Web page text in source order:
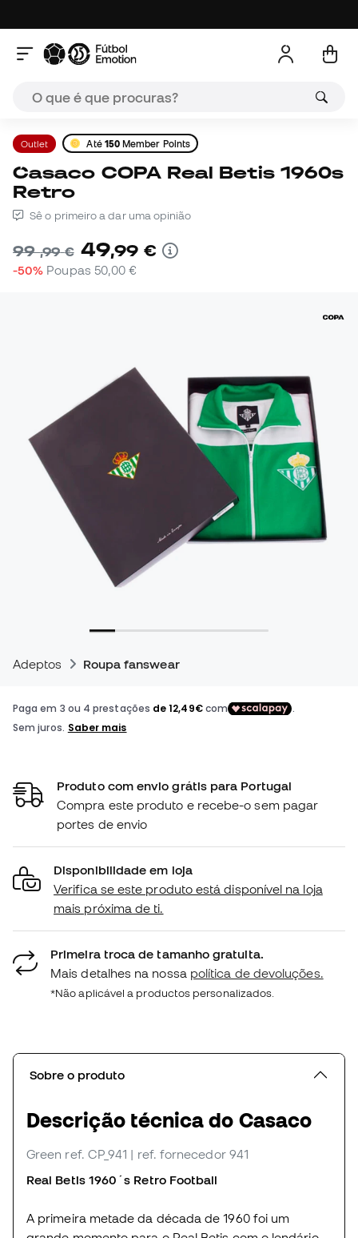
Outlet Até 150 Member Points
Casaco COPA Real Betis 1960s
Retro
Sê o primeiro a dar uma opinião
99,99 € 49,99 €
-50% Poupas 50,00 €
Adeptos Roupa fanswear
Produto com envio grátis para Portugal
Compra este produto e recebe-o sem pagar
portes de envio
Disponibilidade em loja
Verifica se este produto está disponível na loja
mais próxima de ti.
Primeira troca de tamanho gratuita.
Mais detalhes na nossa política de devoluções.
*Não aplicável a productos personalizados.
Sobre o produto
Descrição técnica do Casaco
Green ref. CP_941 | ref. fornecedor 941
Real Betis 1960´s Retro Football
A primeira metade da década de 1960 foi um